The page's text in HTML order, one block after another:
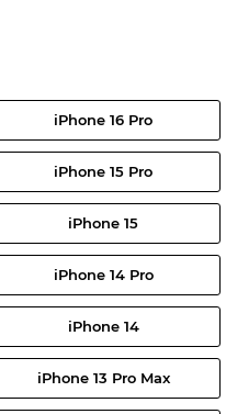
iPhone 16 Pro
iPhone 15 Pro
iPhone 15
iPhone 14 Pro
iPhone 14
iPhone 13 Pro Max